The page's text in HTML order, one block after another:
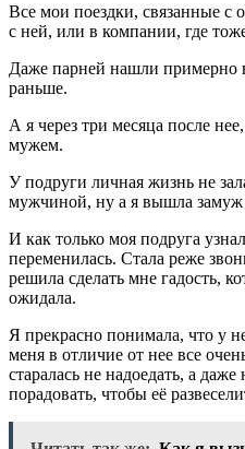
Все мои поездки, связанные с
с ней, или в компании, где
Даже парней нашли примерно
раньше.
А я через три месяца после
мужем.
У подруги личная жизнь не
мужчиной, ну а я вышла замуж
И как только моя подруга
переменилась. Стала реже
решила сделать мне гадость,
ожидала.
Я прекрасно понимала, что у
меня в отличие от нее все
старалась не надоедать, а
порадовать, чтобы её